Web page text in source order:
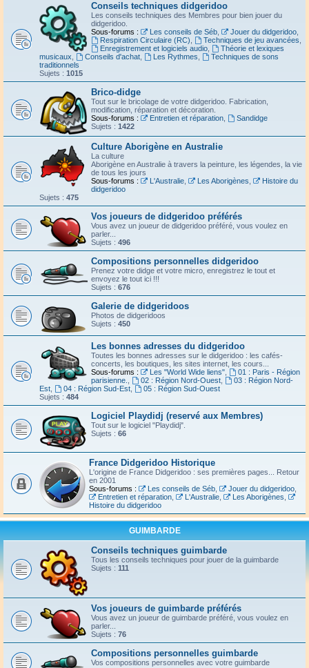
Conseils techniques didgeridoo
Les conseils techniques des Membres pour bien jouer du
didgeridoo.
Sous-forums :
Les conseils de Séb, Jouer du didgeridoo,
Respiration Circulaire (RC)
Techniques de jeu avancées
Enregistrement et logiciels audio,
Théorie et lexiques
musicaux
Conseils d'achat, Les Rythmes
Techniques de sons
traditionnels
Sujets : 1015
Brico-didge
Tout sur le bricolage de votre didgeridoo. Fabrication,
modification, réparation et décoration.
Sous-forums :
Entretien et réparation,
Sandidge
Sujets : 1422
Culture Aborigène en Australie
La culture
Aborigène en Australie à travers la peinture, les légendes, la vie
de tous les jours
Sous-forums :
L'Australie, Les Aborigènes
Histoire du
didgeridoo
Sujets : 475
Vos joueurs de didgeridoo préférés
Vous avez un joueur de didgeridoo préféré, vous voulez en
parler...
Sujets : 496
Compositions personnelles didgeridoo
Prenez votre didge et votre micro, enregistrez le tout et
envoyez le tout ici !!!
Sujets : 676
Galerie de didgeridoos
Photos de didgeridoos
Sujets : 450
Les bonnes adresses du didgeridoo
Toutes les bonnes adresses sur le didgeridoo : les cafés-
concerts, les boutiques, les sites internet, les cours...
Sous-forums :
Les "World Wide liens",
01 : Paris - Région
parisienne.
02 : Région Nord-Ouest,
03 : Région Nord-
Est
04 : Région Sud-Est,
05 : Région Sud-Ouest
Sujets : 484
Logiciel Playdidj (reservé aux Membres)
Tout sur le logiciel "Playdidj".
Sujets : 66
France Didgeridoo Historique
L'origine de France Didgeridoo : ses premières pages... Retour
en 2001
Sous-forums :
Les conseils de Séb, Jouer du didgeridoo,
Entretien et réparation, L'Australie, Les Aborigènes
Histoire du didgeridoo
GUIMBARDE
Conseils techniques guimbarde
Tous les conseils techniques pour jouer de la guimbarde
Sujets : 111
Vos joueurs de guimbarde préférés
Vous avez un joueur de guimbarde préféré, vous voulez en
parler...
Sujets : 76
Compositions personnelles guimbarde
Vos compositions personnelles avec votre guimbarde